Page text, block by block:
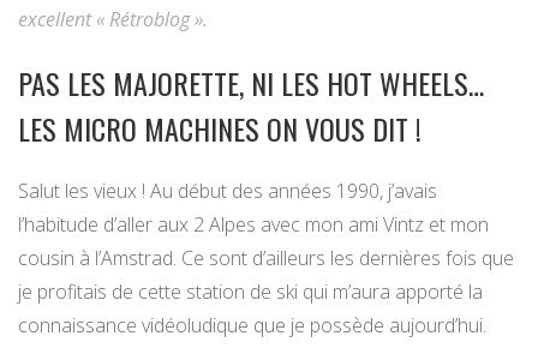
excellent « Rétroblog ».
PAS LES MAJORETTE, NI LES HOT WHEELS…
LES MICRO MACHINES ON VOUS DIT !
Salut les vieux ! Au début des années 1990, j’avais
l’habitude d’aller aux 2 Alpes avec mon ami Vintz et mon
cousin à l’Amstrad. Ce sont d’ailleurs les dernières fois que
je profitais de cette station de ski qui m’aura apporté la
connaissance vidéoludique que je possède aujourd’hui.